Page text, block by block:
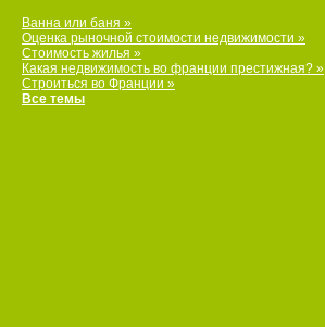
Ванна или баня »
Оценка рыночной стоимости недвижимости »
Стоимость жилья »
Какая недвижимость во франции престижная? »
Строиться во Франции »
Все темы